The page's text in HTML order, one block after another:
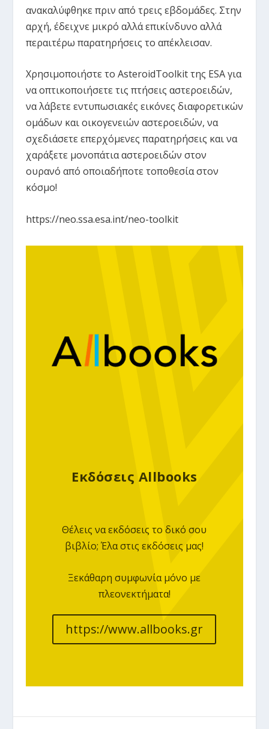
ανακαλύφθηκε πριν από τρεις εβδομάδες. Στην
αρχή, έδειχνε μικρό αλλά επικίνδυνο αλλά
περαιτέρω παρατηρήσεις το απέκλεισαν.
Χρησιμοποιήστε το AsteroidToolkit της ESA για
να οπτικοποιήσετε τις πτήσεις αστεροειδών,
να λάβετε εντυπωσιακές εικόνες διαφορετικών
ομάδων και οικογενειών αστεροειδών, να
σχεδιάσετε επερχόμενες παρατηρήσεις και να
χαράξετε μονοπάτια αστεροειδών στον
ουρανό από οποιαδήποτε τοποθεσία στον
κόσμο!
https://neo.ssa.esa.int/neo-toolkit
Εκδόσεις Allbooks
Θέλεις να εκδόσεις το δικό σου
βιβλίο; Έλα στις εκδόσεις μας!
Ξεκάθαρη συμφωνία μόνο με
πλεονεκτήματα!
https://www.allbooks.gr